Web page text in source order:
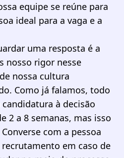
equipe se reúne para
ideal para a vaga e a
uma resposta é a
nosso rigor nesse
nossa cultura
Como já falamos, todo
à decisão
2 a 8 semanas, mas isso
com a pessoa
em caso de